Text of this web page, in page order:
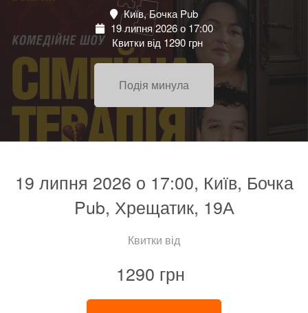
Київ, Бочка Pub
19 липня 2026 о 17:00
Квитки від 1290 грн
Подія минула
19 липня 2026 о 17:00, Київ, Бочка
Pub, Хрещатик, 19А
Квитки від
1290 грн